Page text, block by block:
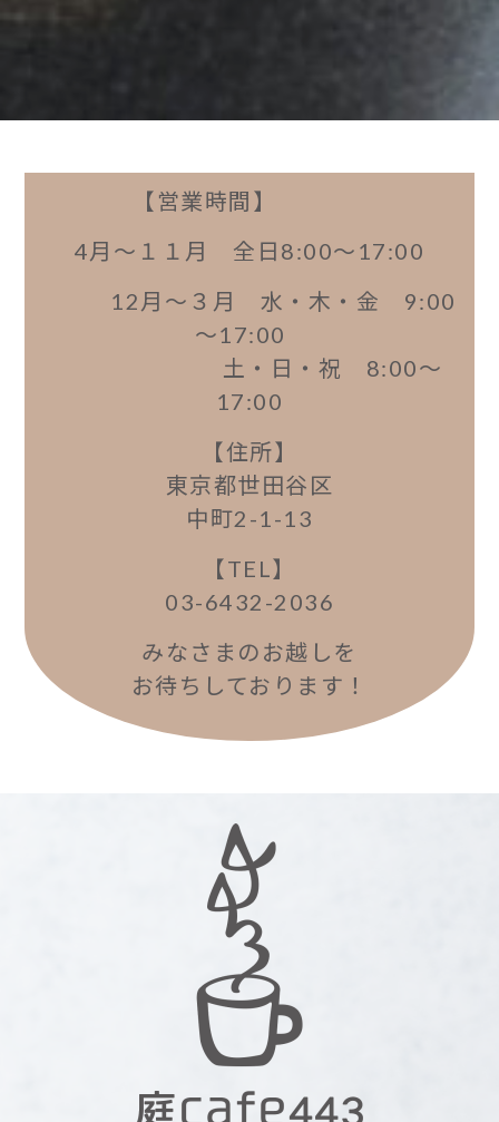
【営業時間】
4月～１１月 全日8:00～17:00
12月～３月 水・木・金 9:00
～17:00
土・日・祝 8:00～
17:00
【住所】
東京都世田谷区
中町2-1-13
【TEL】
03-6432-2036
みなさまのお越しを
お待ちしております！